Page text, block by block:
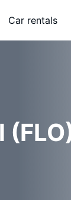
Car rentals